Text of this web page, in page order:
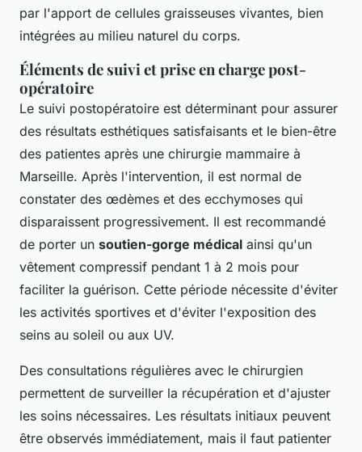
par l'apport de cellules graisseuses vivantes, bien
intégrées au milieu naturel du corps.
Éléments de suivi et prise en charge post-
opératoire
Le suivi postopératoire est déterminant pour assurer
des résultats esthétiques satisfaisants et le bien-être
des patientes après une chirurgie mammaire à
Marseille. Après l'intervention, il est normal de
constater des œdèmes et des ecchymoses qui
disparaissent progressivement. Il est recommandé
de porter un soutien-gorge médical ainsi qu'un
vêtement compressif pendant 1 à 2 mois pour
faciliter la guérison. Cette période nécessite d'éviter
les activités sportives et d'éviter l'exposition des
seins au soleil ou aux UV.
Des consultations régulières avec le chirurgien
permettent de surveiller la récupération et d'ajuster
les soins nécessaires. Les résultats initiaux peuvent
être observés immédiatement, mais il faut patienter